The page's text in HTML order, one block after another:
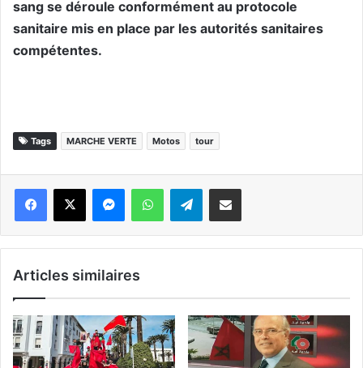
sang se déroule conformément au protocole
sanitaire mis en place par les autorités sanitaires
compétentes.
Tags MARCHE VERTE Motos tour
WhatsApp Telegram
Articles similaires